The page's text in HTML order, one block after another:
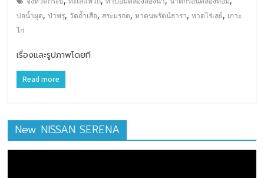
บ่อน้ำผุด,ป่าพรุ, วัดถ้ำเสือ, สระมรกต,หาดนพรัตน์ธารา,หาดไร่เลย์, เกาะ
ไก่
เรื่องและรูปภาพโดยที
Read more
New NISSAN SERENA